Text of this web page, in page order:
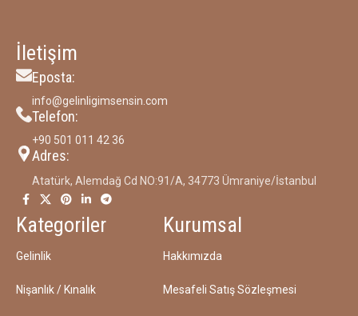
İletişim
Eposta:
info@gelinligimsensin.com
Telefon:
‪+90 501 011 42 36‬
Adres:
Atatürk, Alemdağ Cd NO:91/A, 34773 Ümraniye/İstanbul
Kategoriler
Gelinlik
Nişanlık / Kınalık
Kurumsal
Hakkımızda
Mesafeli Satış Sözleşmesi